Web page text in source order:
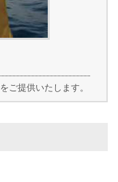
ご提供いたします。